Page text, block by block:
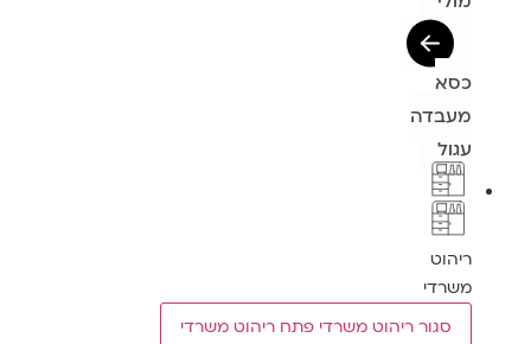
כסא
מעבדה
עגול
ריהוט
משרדי
סגור ריהוט משרדי פתח ריהוט משרדי